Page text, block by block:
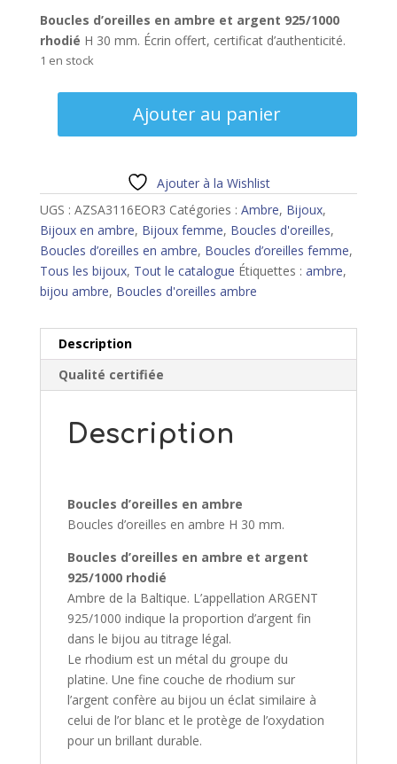
Boucles d’oreilles en ambre et argent 925/1000
rhodié H 30 mm. Écrin offert, certificat d’authenticité.
1 en stock
Ajouter au panier
Ajouter à la Wishlist
UGS : AZSA3116EOR3 Catégories : Ambre, Bijoux,
Bijoux en ambre, Bijoux femme, Boucles d'oreilles,
Boucles d’oreilles en ambre, Boucles d’oreilles femme,
Tous les bijoux, Tout le catalogue Étiquettes : ambre,
bijou ambre, Boucles d'oreilles ambre
Description
Qualité certifiée
Description
Boucles d’oreilles en ambre
Boucles d’oreilles en ambre H 30 mm.
Boucles d’oreilles en ambre et argent
925/1000 rhodié
Ambre de la Baltique. L’appellation ARGENT
925/1000 indique la proportion d’argent fin
dans le bijou au titrage légal.
Le rhodium est un métal du groupe du
platine. Une fine couche de rhodium sur
l’argent confère au bijou un éclat similaire à
celui de l’or blanc et le protège de l’oxydation
pour un brillant durable.